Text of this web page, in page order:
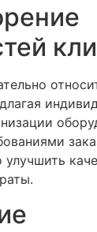
улучшить